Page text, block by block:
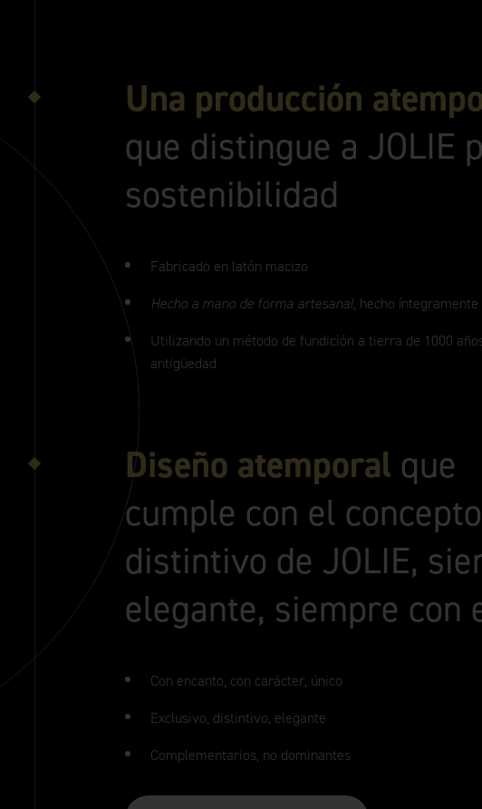
Una producción
que distingue a JOLIE
sostenibilidad
Fabricado en latón macizo
Hecho a mano de forma artesanal, hecho
Utilizando un método de fundición a tierra de 1000
antigüedad
Diseño atemporal que
cumple con el concepto
distintivo de JOLIE,
elegante, siempre con
Con encanto, con carácter, único
Exclusivo, distintivo, elegante
Complementarios, no dominantes